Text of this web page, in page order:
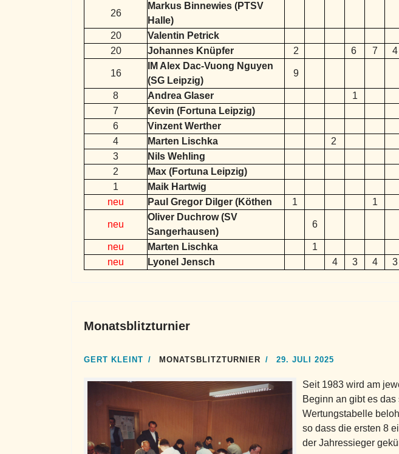
26
Markus Binnewies (PTSV
Halle)
20
Valentin Petrick
20
Johannes Knüpfer 2 6 7 4
16
IM Alex Dac-Vuong Nguyen
(SG Leipzig)
9
8 Andrea Glaser 1
7
Kevin (Fortuna Leipzig)
6
Vinzent Werther
4
Marten Lischka
2
3
Nils Wehling
2
Max (Fortuna Leipzig)
1
Maik Hartwig
neu
Paul Gregor Dilger (Köthen 1 1
neu
Oliver Duchrow (SV
Sangerhausen)
6
neu Marten Lischka 1
neu
Lyonel Jensch 4 3 4 3
Monatsblitzturnier
GERT KLEINT MONATSBLITZTURNIER 29. JULI 2025
Seit 1983 wird am
Beginn an gibt es
Wertungstabelle
so dass die ersten 8
der Jahressieger